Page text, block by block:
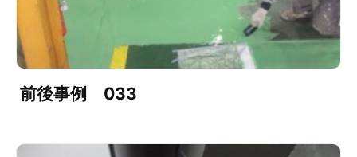
前後事例 033